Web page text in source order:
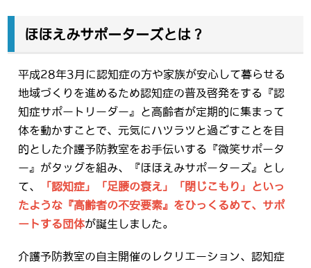
ほほえみサポーターズとは？
平成28年3月に認知症の方や家族が安心して暮らせる
地域づくりを進めるため認知症の普及啓発をする『認
知症サポートリーダー』と高齢者が定期的に集まって
体を動かすことで、元気にハツラツと過ごすことを目
的とした介護予防教室をお手伝いする『微笑サポータ
ー』がタッグを組み、『ほほえみサポーターズ』とし
て、
「認知症」「足腰の衰え」「閉じこもり」といっ
たような『高齢者の不安要素』をひっくるめて、サポ
ートする団体が誕生しました。
介護予防教室の自主開催のレクリエーション、認知症